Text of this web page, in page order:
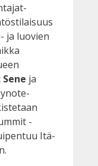
ja luovien
Sene ja
-
Itä-